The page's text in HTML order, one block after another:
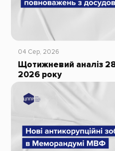
04 Сер, 2026
Щотижневий аналіз
2026 року